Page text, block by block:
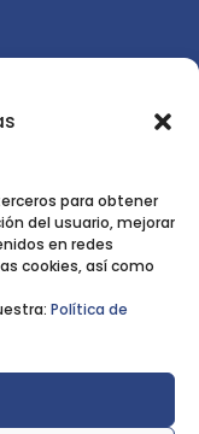
para obtener
del usuario, mejorar
en redes
cookies, así como
Política de
de obra